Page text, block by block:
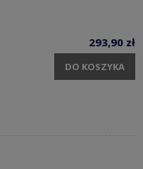
293,90 zł
DO KOSZYKA